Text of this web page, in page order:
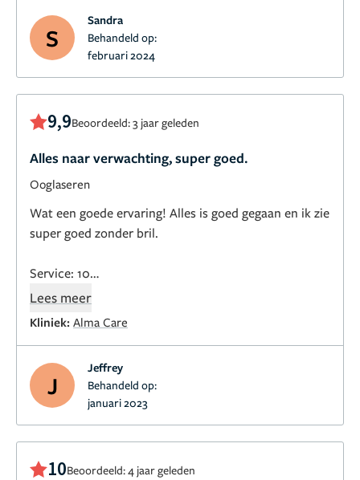
een dikke 10!
S
Sandra
Behandeld op:
februari 2024
9,9Beoordeeld: 3 jaar geleden
Alles naar verwachting, super goed.
Ooglaseren
Wat een goede ervaring! Alles is goed gegaan en ik zie
super goed zonder bril.
Service: 10
Contact: 10
behandeling geregeld.
behandeling, nacontrole en de terugvlucht) alles
duidelijk en snel geregeld.
gereageerd.
In het ziekenhuis was een begeleider
kreeg ik duidelijk antwoord.Ik heb jaren getwijfeld of
Lees meer
Kliniek: Alma Care
J
Jeffrey
Behandeld op:
januari 2023
10Beoordeeld: 4 jaar geleden